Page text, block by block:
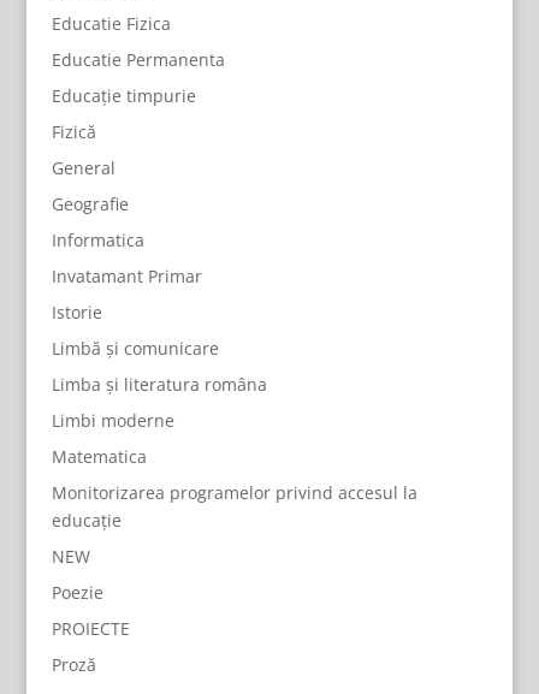
Educatie Fizica
Educatie Permanenta
Educație timpurie
Fizică
General
Geografie
Informatica
Invatamant Primar
Istorie
Limbă și comunicare
Limba și literatura româna
Limbi moderne
Matematica
Monitorizarea programelor privind accesul la
educație
NEW
Poezie
PROIECTE
Proză